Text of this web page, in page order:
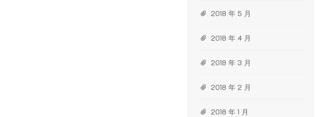
2018 年 5 月
2018 年 4 月
2018 年 3 月
2018 年 2 月
2018 年 1 月